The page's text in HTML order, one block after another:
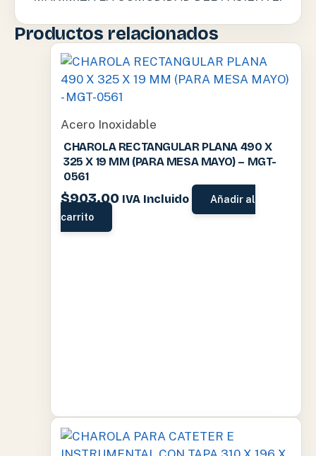
Productos relacionados
Acero Inoxidable
CHAROLA RECTANGULAR PLANA 490 X
325 X 19 MM (PARA MESA MAYO) – MGT-
0561
$903.00 IVA Incluido
Añadir al
carrito